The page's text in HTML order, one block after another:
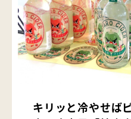
キリッと冷やせば